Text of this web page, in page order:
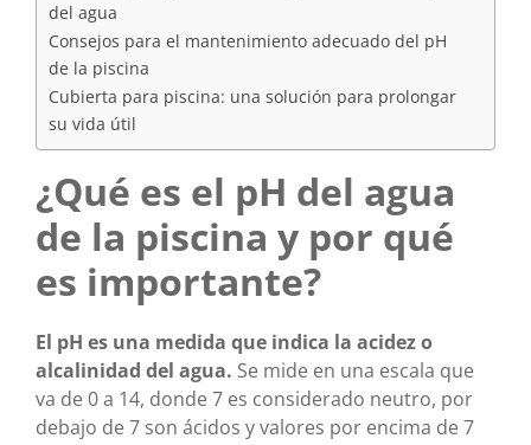
del agua
Consejos para el mantenimiento adecuado del pH
de la piscina
Cubierta para piscina: una solución para prolongar
su vida útil
¿Qué es el pH del agua
de la piscina y por qué
es importante?
El pH es una medida que indica la acidez o
alcalinidad del agua. Se mide en una escala que
va de 0 a 14, donde 7 es considerado neutro, por
debajo de 7 son ácidos y valores por encima de 7